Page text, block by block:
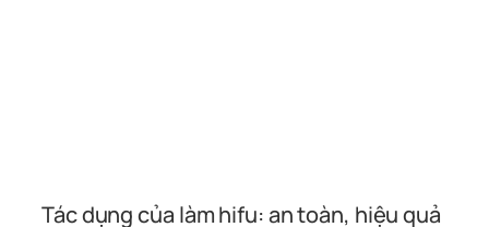
Tác dụng của làm hifu: an toàn, hiệu quả